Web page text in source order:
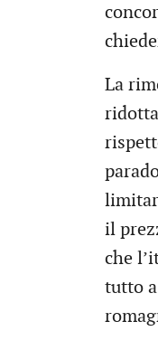
La
il
che
tutto